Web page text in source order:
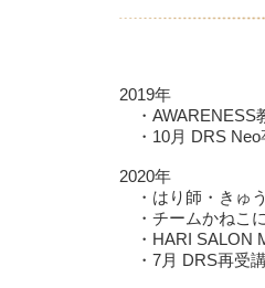
2019年
・AWARENESS
・10月 DRS Neo
2020年
・はり師・きゅ
・チームかねこ
・HARI SALON
・7月 DRS再受